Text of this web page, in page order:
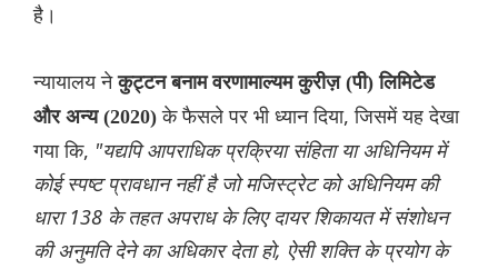
है।
न्यायालय नेकुट्टन बनाम वरणामाल्यम कुरीज़ (पी) लिमिटेड
और अन्य (2020)के फैसले पर भी ध्यान दिया, जिसमें यह देखा
गया कि, "यद्यपि आपराधिक प्रक्रिया संहिता या अधिनियम में
कोई स्पष्ट प्रावधान नहीं है जो मजिस्ट्रेट को अधिनियम की
धारा 138 के तहत अपराध के लिए दायर शिकायत में संशोधन
की अनुमति देने का अधिकार देता हो, ऐसी शक्ति के प्रयोग के